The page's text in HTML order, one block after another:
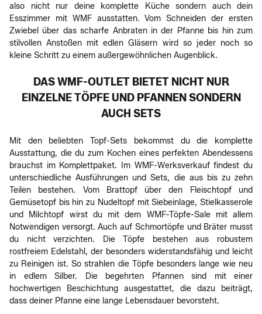
also nicht nur deine komplette Küche sondern auch dein
Esszimmer mit WMF ausstatten. Vom Schneiden der ersten
Zwiebel über das scharfe Anbraten in der Pfanne bis hin zum
stilvollen Anstoßen mit edlen Gläsern wird so jeder noch so
kleine Schritt zu einem außergewöhnlichen Augenblick.
DAS WMF-OUTLET BIETET NICHT NUR
EINZELNE TÖPFE UND PFANNEN SONDERN
AUCH SETS
Mit den beliebten Topf-Sets bekommst du die komplette
Ausstattung, die du zum Kochen eines perfekten Abendessens
brauchst im Komplettpaket. Im WMF-Werksverkauf findest du
unterschiedliche Ausführungen und Sets, die aus bis zu zehn
Teilen bestehen. Vom Brattopf über den Fleischtopf und
Gemüsetopf bis hin zu Nudeltopf mit Siebeinlage, Stielkasserole
und Milchtopf wirst du mit dem WMF-Töpfe-Sale mit allem
Notwendigen versorgt. Auch auf Schmortöpfe und Bräter musst
du nicht verzichten. Die Töpfe bestehen aus robustem
rostfreiem Edelstahl, der besonders widerstandsfähig und leicht
zu Reinigen ist. So strahlen die Töpfe besonders lange wie neu
in edlem Silber. Die begehrten Pfannen sind mit einer
hochwertigen Beschichtung ausgestattet, die dazu beiträgt,
dass deiner Pfanne eine lange Lebensdauer bevorsteht.